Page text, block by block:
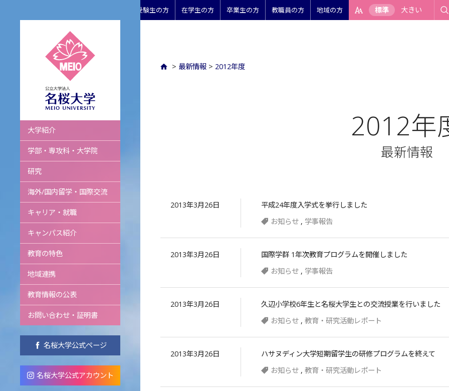
受験生の方 在学生の方 卒業生の方 教職員の方 地域の方 標準 大きい
名桜大学
大学紹介
学部・専攻科・大学院
研究
海外/国内留学・国際交流
キャリア・就職
キャンパス紹介
教育の特色
地域連携
教育情報の公表
お問い合わせ・証明書
名桜大学公式ページ
名桜大学公式アカウント
> 最新情報 > 2012年度
2012年
最新情報
2013年3月26日
平成24年度入学式を挙行しました
お知らせ , 学事報告
2013年3月26日
国際学群 1年次教育プログラムを開催しました
お知らせ , 学事報告
2013年3月26日
久辺小学校6年生と名桜大学生との交流授業を行いました
お知らせ , 教育・研究活動レポート
2013年3月26日
ハサヌディン大学短期留学生の研修プログラムを終えて
お知らせ , 教育・研究活動レポート